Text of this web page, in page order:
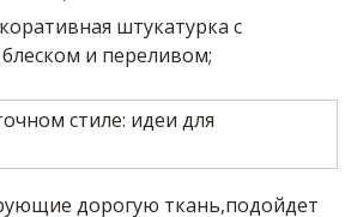
штукатурка с
и переливом;
дорогую ткань,подойдет